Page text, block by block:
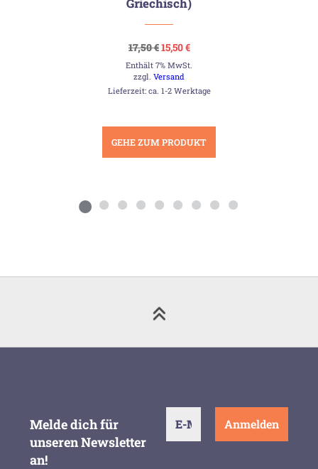
Griechisch)
17,50€Ursprünglicher
Preis
war:
17,50 €
15,50€Aktueller
ist:
Enthält 7% MwSt.
zzgl.Versand
Lieferzeit: ca. 1-2 Werktage
GEHE ZUM PRODUKT
Melde dich für
unseren Newsletter
an!